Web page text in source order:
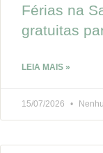
Férias na
gratuitas
LEIA MAIS »
15/07/2026